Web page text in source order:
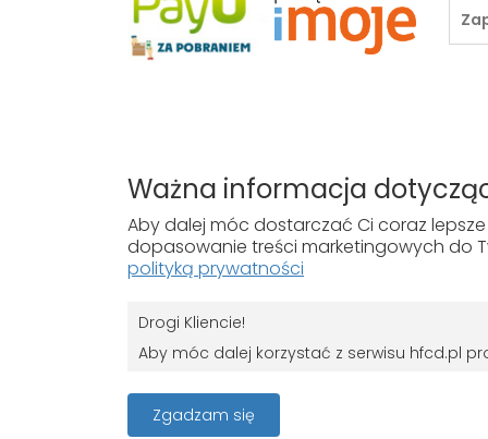
Koszty dostawy
Gwarancja i zwroty
Płatności
Zaloguj się
Ważna informacja
Aby dalej móc dostarczać Ci coraz
dopasowanie treści marketingowych do
polityką prywatności
Drogi Kliencie!
Aby móc dalej korzystać z serwisu hfcd.pl
Z dniem 25 maja 2018 r. rozpoczyna
ochrony osób fizycznych w związku z
Zgadzam się